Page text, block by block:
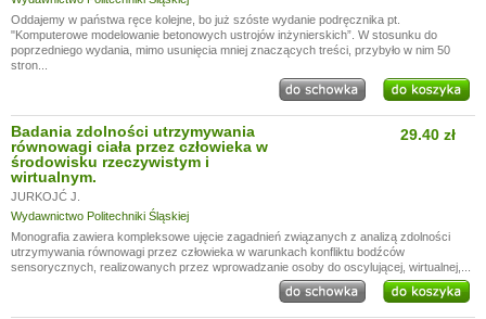
Oddajemy w państwa ręce kolejne, bo już szóste wydanie podręcznika pt.
"Komputerowe modelowanie betonowych ustrojów inżynierskich”. W stosunku do
poprzedniego wydania, mimo usunięcia mniej znaczących treści, przybyło w nim 50
stron...
Badania zdolności utrzymywania
równowagi ciała przez człowieka w
środowisku rzeczywistym i
wirtualnym.
JURKOJĆ J.
Wydawnictwo Politechniki Śląskiej
29.40 zł
Monografia zawiera kompleksowe ujęcie zagadnień związanych z analizą zdolności
utrzymywania równowagi przez człowieka w warunkach konfliktu bodźców
sensorycznych, realizowanych przez wprowadzanie osoby do oscylującej, wirtualnej,...